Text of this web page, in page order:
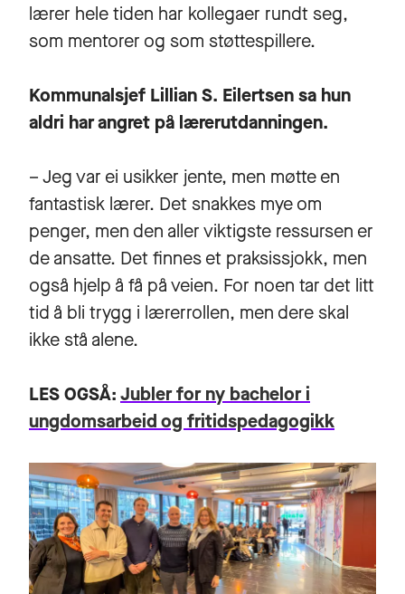
lærer hele tiden har kollegaer rundt seg,
som mentorer og som støttespillere.
Kommunalsjef Lillian S. Eilertsen sa hun
aldri har angret på lærerutdanningen.
– Jeg var ei usikker jente, men møtte en
fantastisk lærer. Det snakkes mye om
penger, men den aller viktigste ressursen er
de ansatte. Det finnes et praksissjokk, men
også hjelp å få på veien. For noen tar det litt
tid å bli trygg i lærerrollen, men dere skal
ikke stå alene.
LES OGSÅ:Jubler for ny bachelor i
ungdomsarbeid og fritidspedagogikk